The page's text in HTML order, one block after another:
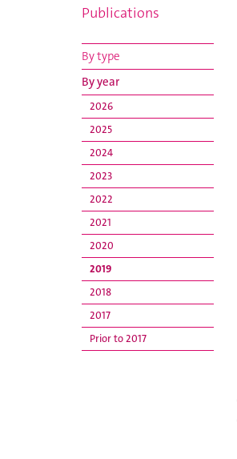
Publications
By type
By year
2026
2025
2024
2023
2022
2021
2020
2019
2018
2017
Prior to 2017